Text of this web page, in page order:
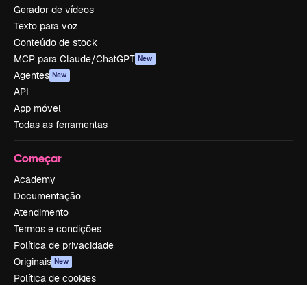
Gerador de vídeos
Texto para voz
Conteúdo de stock
MCP para Claude/ChatGPT New
Agentes New
API
App móvel
Todas as ferramentas
Começar
Academy
Documentação
Atendimento
Termos e condições
Política de privacidade
Originais New
Política de cookies